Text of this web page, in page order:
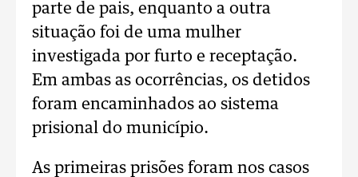
parte de pais, enquanto a outra
situação foi de uma mulher
investigada por furto e receptação.
Em ambas as ocorrências, os detidos
foram encaminhados ao sistema
prisional do município.
As primeiras prisões foram nos casos